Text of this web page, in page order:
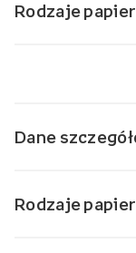
Rodzaje
Dane
Rodzaje